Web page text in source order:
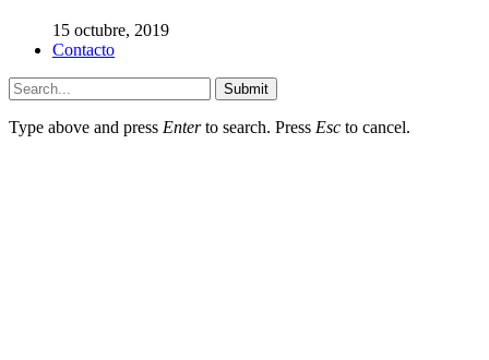
15 octubre, 2019
Contacto
Submit
Type above and press Enterto search. Press Esc to cancel.